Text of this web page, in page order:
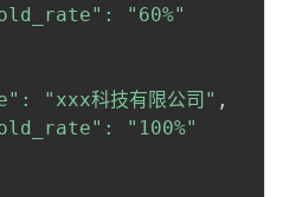
:
"60%"
: "xxx科技有限公司" ,
:
"100%"